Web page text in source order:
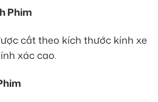
Phim
cắt theo kích thước kính xe
xác cao.